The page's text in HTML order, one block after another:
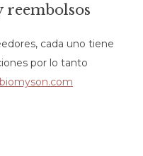
reembolsos
cada uno tiene
por lo tanto